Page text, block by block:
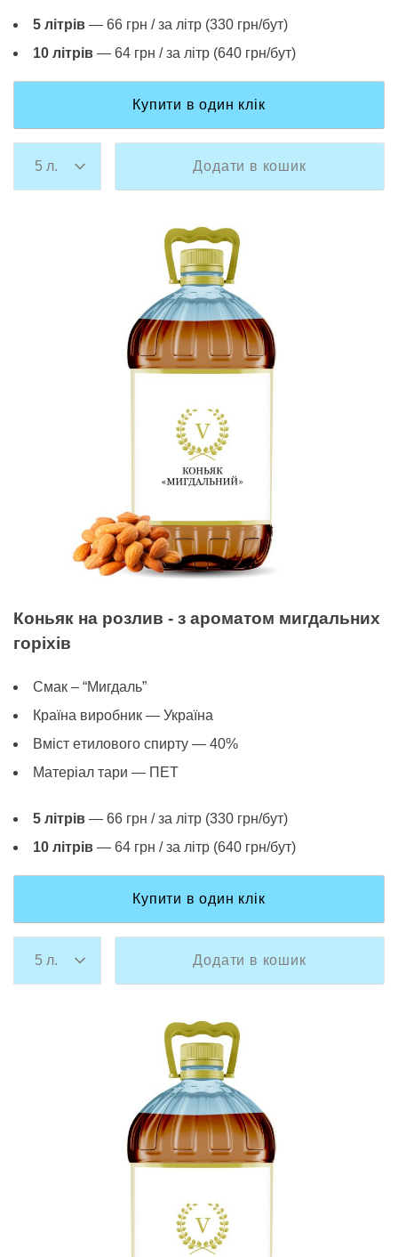
5 літрів — 66 грн / за літр (330 грн/бут)
10 літрів — 64 грн / за літр (640 грн/бут)
Купити в один клік
Додати в кошик
Коньяк на розлив - з ароматом мигдальних
горіхів
Смак – “Мигдаль”
Країна виробник — Україна
Вміст eтилового спирту — 40%
Матеріал тари — ПЕТ
5 літрів — 66 грн / за літр (330 грн/бут)
10 літрів — 64 грн / за літр (640 грн/бут)
Купити в один клік
Додати в кошик